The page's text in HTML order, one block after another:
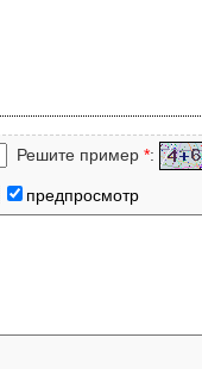
Решите пример *:
предпросмотр